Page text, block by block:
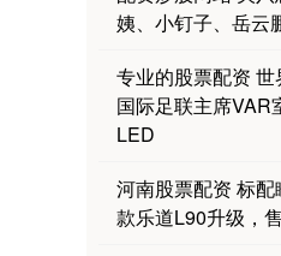
姨、小钉子、岳云
专业的股票配资
国际足联主席VAR
LED
河南股票配资 标
款乐道L90升级，